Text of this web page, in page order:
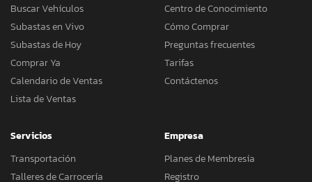
Buscar Vehículos
Subastas en Vivo
Subastas de Hoy
Comprar Ya
Calendario de Ventas
Lista de Ventas
Centro de Conocimiento
Cómo Comprar
Preguntas frecuentes
Tarifas
Contáctenos
Servicios
Transportación
Talleres de Carrocería
Empresa
Planes de Membresía
Registro